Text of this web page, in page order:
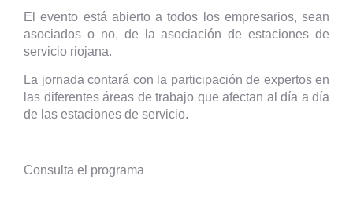
El evento está abierto a todos los empresarios, sean
asociados o no, de la asociación de estaciones de
servicio riojana.
La jornada contará con la participación de expertos en
las diferentes áreas de trabajo que afectan al día a día
de las estaciones de servicio.
Consulta el programa